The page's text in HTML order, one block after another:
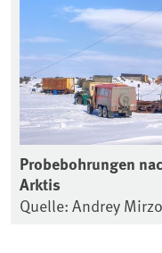
Probebohrungen
Arktis
Quelle: Andrey